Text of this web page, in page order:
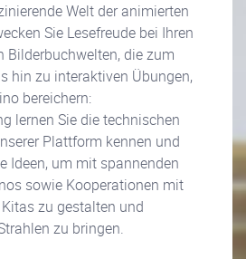
Welt der animierten
Sie Lesefreude bei Ihren
Bilderbuchwelten, die zum
hin zu interaktiven Übungen,
bereichern:
lernen Sie die technischen
Plattform kennen und
Ideen, um mit spannenden
sowie Kooperationen mit
zu gestalten und
zu bringen.